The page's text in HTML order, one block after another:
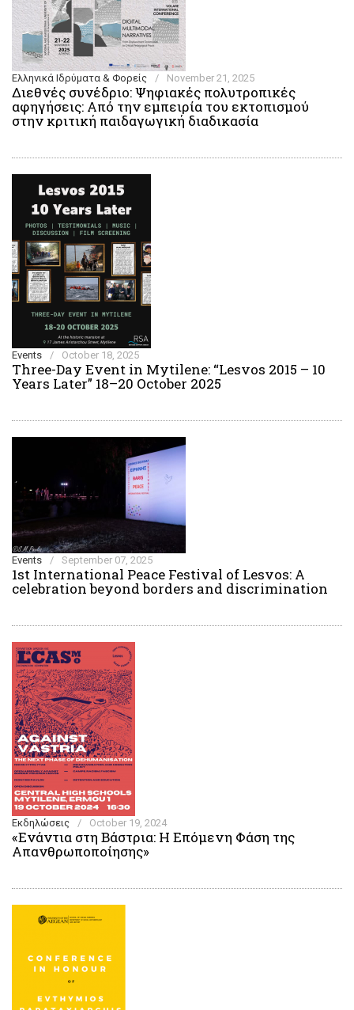
Ελληνικά Ιδρύματα & Φορείς / November 21, 2025
Διεθνές συνέδριο: Ψηφιακές πολυτροπικές
αφηγήσεις: Από την εμπειρία του εκτοπισμού
στην κριτική παιδαγωγική διαδικασία
Events / October 18, 2025
Three-Day Event in Mytilene: “Lesvos 2015 – 10
Years Later” 18–20 October 2025
Events / September 07, 2025
1st International Peace Festival of Lesvos: A
celebration beyond borders and discrimination
Εκδηλώσεις / October 19, 2024
«Ενάντια στη Βάστρια: Η Επόμενη Φάση της
Απανθρωποποίησης»